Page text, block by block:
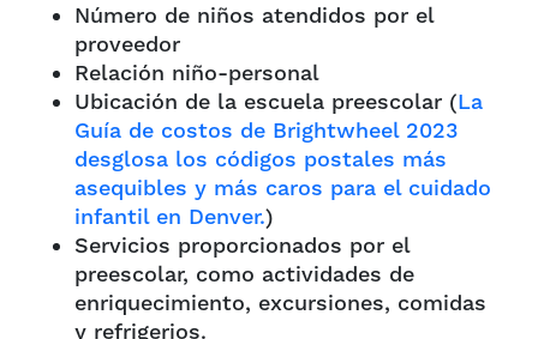
Número de niños atendidos por el
proveedor
Relación niño-personal
Ubicación de la escuela preescolar (La
Guía de costos de Brightwheel 2023
desglosa los códigos postales más
asequibles y más caros para el cuidado
infantil en Denver.)
Servicios proporcionados por el
preescolar, como actividades de
enriquecimiento, excursiones, comidas
y refrigerios.